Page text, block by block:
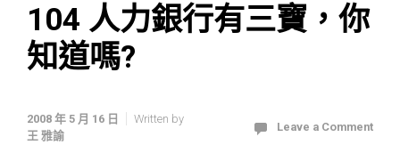
104 人力銀行有三寶，你
知道嗎?
2008 年 5 月 16 日
Written by
王 雅諭
Leave a Comment